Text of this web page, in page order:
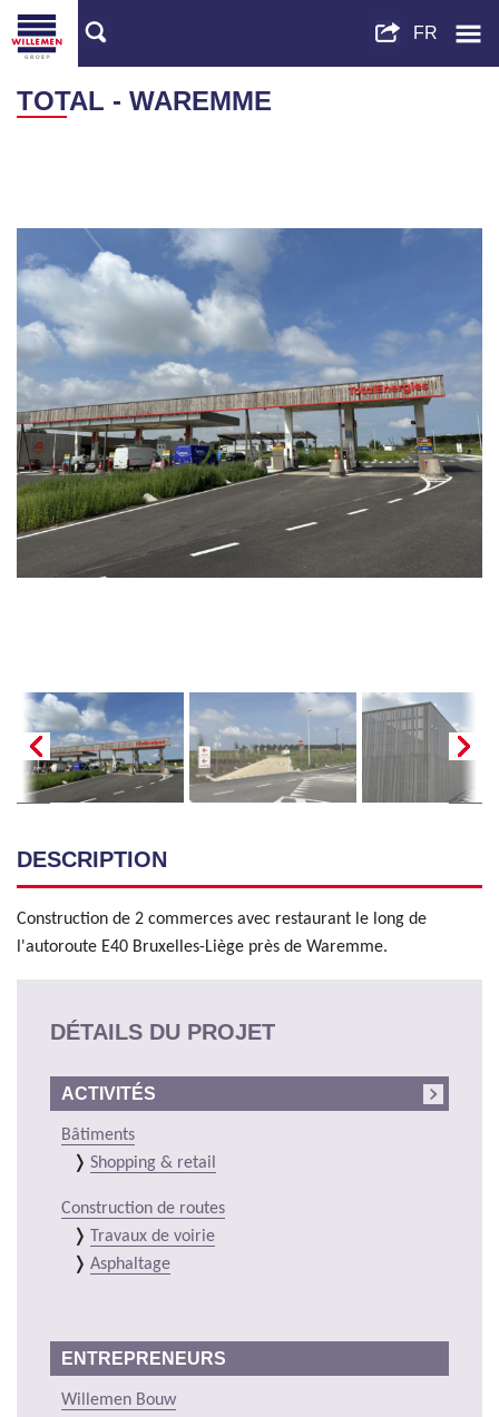
TOTAL - WAREMME
DESCRIPTION
Construction de 2 commerces avec restaurant le long de
l'autoroute E40 Bruxelles-Liège près de Waremme.
DÉTAILS DU PROJET
ACTIVITÉS
Bâtiments
Shopping & retail
Construction de routes
Travaux de voirie
Asphaltage
ENTREPRENEURS
Willemen Bouw